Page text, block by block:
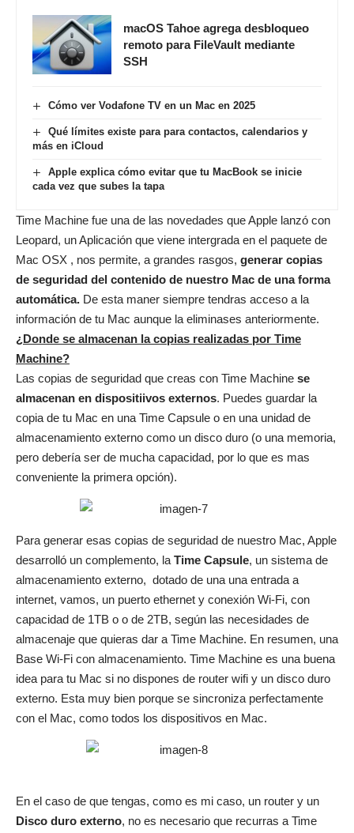
macOS Tahoe agrega desbloqueo
remoto para FileVault mediante
SSH
Cómo ver Vodafone TV en un Mac en 2025
Qué límites existe para para contactos, calendarios y
más en iCloud
Apple explica cómo evitar que tu MacBook se inicie
cada vez que subes la tapa
Time Machine fue una de las novedades que Apple lanzó con
Leopard, un Aplicación que viene intergrada en el paquete de
Mac OSX , nos permite, a grandes rasgos, generar copias
de seguridad del contenido de nuestro Mac de una forma
automática. De esta maner siempre tendras acceso a la
información de tu Mac aunque la eliminases anteriormente.
¿Donde se almacenan la copias realizadas por Time
Machine?
Las copias de seguridad que creas con Time Machine se
almacenan en dispositiivos externos. Puedes guardar la
copia de tu Mac en una Time Capsule o en una unidad de
almacenamiento externo como un disco duro (o una memoria,
pero debería ser de mucha capacidad, por lo que es mas
conveniente la primera opción).
Para generar esas copias de seguridad de nuestro Mac, Apple
desarrolló un complemento, la Time Capsule, un sistema de
almacenamiento externo, dotado de una una entrada a
internet, vamos, un puerto ethernet y conexión Wi-Fi, con
capacidad de 1TB o o de 2TB, según las necesidades de
almacenaje que quieras dar a Time Machine. En resumen, una
Base Wi-Fi con almacenamiento. Time Machine es una buena
idea para tu Mac si no dispones de router wifi y un disco duro
externo. Esta muy bien porque se sincroniza perfectamente
con el Mac, como todos los dispositivos en Mac.
En el caso de que tengas, como es mi caso, un router y un
Disco duro externo, no es necesario que recurras a Time